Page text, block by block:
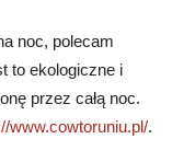
noc, polecam
to ekologiczne i
przez całą noc.
www.cowtoruniu.pl/.